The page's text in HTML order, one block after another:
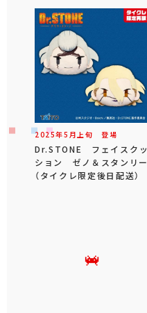
2025年5 月 上旬 登場
Dr.STONE フェイスクッ
ション ゼノ＆スタンリー
（タイクレ限定後日配送）